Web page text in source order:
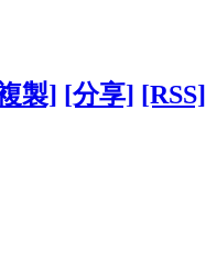
製] [分享] [RSS]